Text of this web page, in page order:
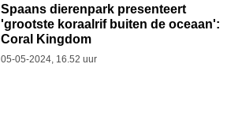
Spaans dierenpark presenteert
'grootste koraalrif buiten de oceaan':
Coral Kingdom
05-05-2024, 16.52 uur